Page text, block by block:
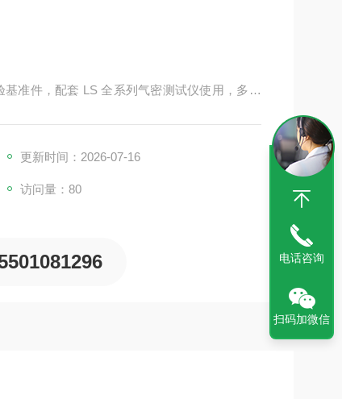
准件，配套 LS 全系列气密测试仪使用，多用
更新时间：2026-07-16
访问量：80
电话咨询
扫码加微信